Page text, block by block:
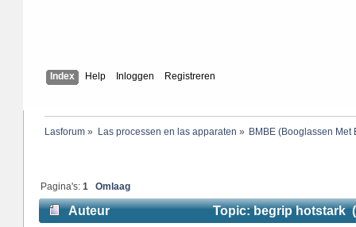
Index Help Inloggen Registreren
Lasforum» Las processen en las apparaten » BMBE (Booglassen Met
Pagina's:1 Omlaag
Auteur Topic: begrip hotstark